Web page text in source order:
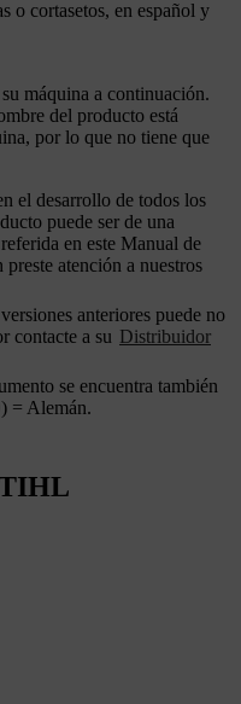
o cortasetos, en español y
máquina a continuación.
del producto está
por lo que no tiene que
el desarrollo de todos los
puede ser de una
en este Manual de
atención a nuestros
anteriores puede no
contacte a su Distribuidor
se encuentra también
= Alemán.